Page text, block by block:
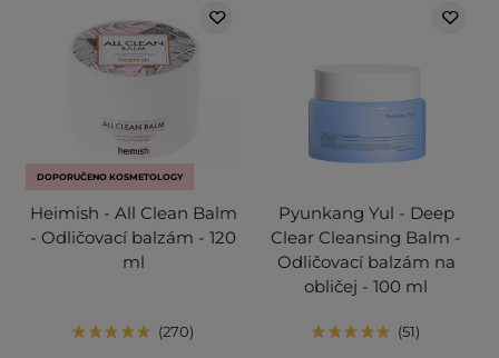
DOPORUČENO KOSMETOLOGY
Heimish - All Clean Balm
- Odličovací balzám - 120
ml
270
Pyunkang Yul - Deep
Clear Cleansing Balm -
Odličovací balzám na
obličej - 100 ml
51